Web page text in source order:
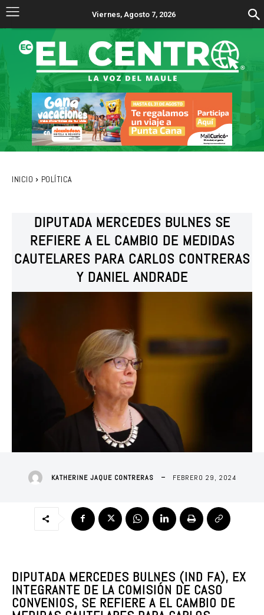
Viernes, Agosto 7, 2026
INICIO POLÍTICA
DIPUTADA MERCEDES BULNES SE
REFIERE A EL CAMBIO DE MEDIDAS
CAUTELARES PARA CARLOS CONTRERAS
Y DANIEL ANDRADE
KATHERINE JAQUE CONTRERAS FEBRERO 29, 2024
DIPUTADA MERCEDES BULNES (IND FA), EX
INTEGRANTE DE LA COMISIÓN DE CASO
CONVENIOS, SE REFIERE A EL CAMBIO DE